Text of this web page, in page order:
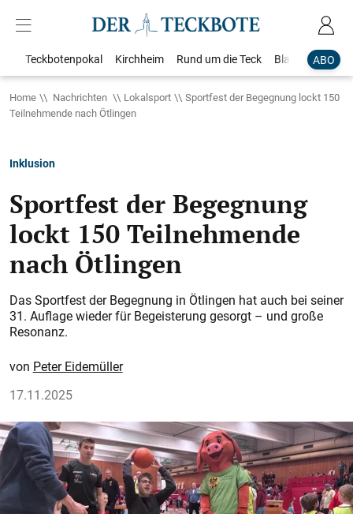
ABO
Teckbotenpokal Kirchheim Rund um die Teck Blaulicht
Home Nachrichten Lokalsport
Sportfest der Begegnung lockt 150
Teilnehmende nach Ötlingen
Inklusion
Sportfest der Begegnung
lockt 150 Teilnehmende
nach Ötlingen
Das Sportfest der Begegnung in Ötlingen hat auch bei seiner
31. Auflage wieder für Begeisterung gesorgt – und große
Resonanz.
Peter Eidemüller
17.11.2025